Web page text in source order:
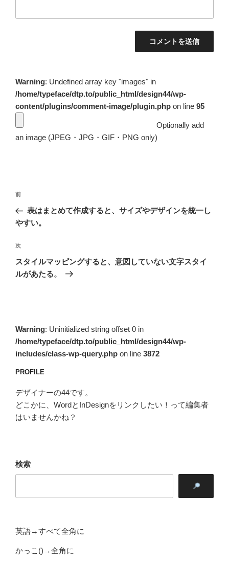
Warning: Undefined array key "images" in
/home/typeface/dtp.to/public_html/design44/wp-
content/plugins/comment-image/plugin.php on line 95
Optionally add
an image (JPEG・JPG・GIF・PNG only)
投
ナ
ゲ
ー
シ
前
の
投
前
表はまとめて作成すると、サイズやデザインを統一し
やすい。
次
の
投
次
スタイルマッピングすると、意図していない文字スタイ
ルがあたる。
Warning: Uninitialized string offset 0 in
/home/typeface/dtp.to/public_html/design44/wp-
includes/class-wp-query.php on line 3872
PROFILE
デザイナーの44です。
どこかに、WordとInDesignをリンクしたい！って編集者
はいませんかね？
検索
英語→すべて全角に
かっこ()→全角に